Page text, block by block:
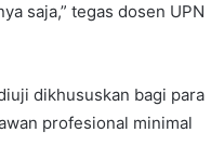
saja,” tegas dosen UPN
dikhususkan bagi para
profesional minimal